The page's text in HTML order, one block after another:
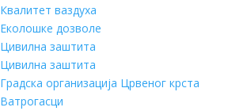
Квалитет ваздуха
Еколошке дозволе
Цивилна заштита
Цивилна заштита
Градска организација Црвеног крста
Ватрогасци